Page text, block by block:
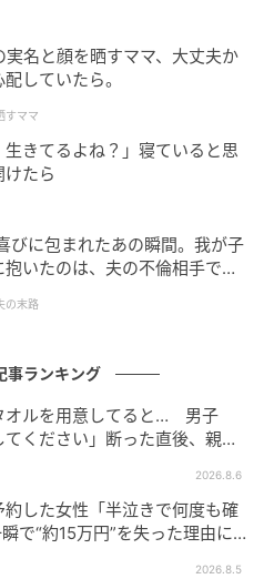
とがあるはず」と語る定番
します。
オーブンへ。こうして完
ーフにマッシュポテト、
名と顔を晒すママ、大丈夫か
していたら。
すママ
きてるよね？」寝ていると思
けたら
に包まれたあの瞬間。我が子
いたのは、夫の不倫相手でし
の末路
事ランキング
オルを用意してると… 男子
てください」断った直後、親が
2026.8.6
した女性「半泣きで何度も確
で“約15万円”を失った理由に
2026.8.5